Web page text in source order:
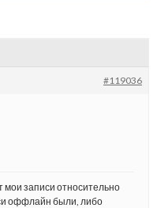
#119036
мои записи относительно
оффлайн были, либо